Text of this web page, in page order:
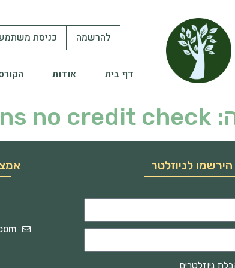
להרשמה כניסת
דף בית אודות
no credit check
הירשמו לניוזלטר
ניוזלטרים